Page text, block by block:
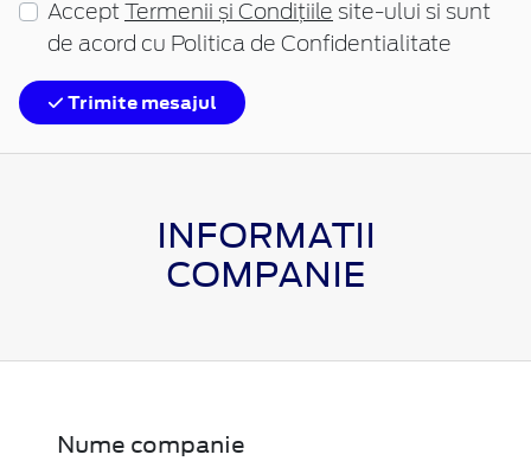
Accept Termenii și Condițiile site-ului si sunt
de acord cu Politica de Confidentialitate
Trimite mesajul
INFORMATII
COMPANIE
Nume companie